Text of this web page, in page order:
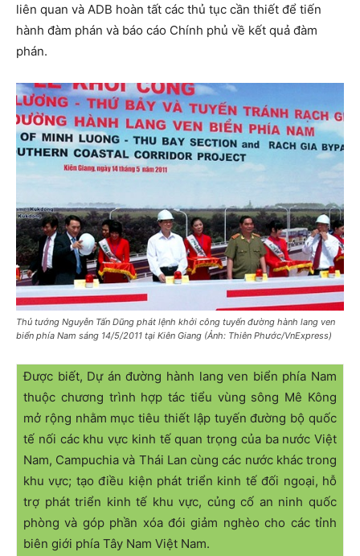
liên quan và ADB hoàn tất các thủ tục cần thiết để tiến
hành đàm phán và báo cáo Chính phủ về kết quả đàm
phán.
Thủ tướng Nguyễn Tấn Dũng phát lệnh khởi công tuyến đường hành lang ven
biển phía Nam sáng 14/5/2011 tại Kiên Giang (Ảnh: Thiên Phước/VnExpress)
Được biết, Dự án đường hành lang ven biển phía Nam
thuộc chương trình hợp tác tiểu vùng sông Mê Kông
mở rộng nhằm mục tiêu thiết lập tuyến đường bộ quốc
tế nối các khu vực kinh tế quan trọng của ba nước Việt
Nam, Campuchia và Thái Lan cùng các nước khác trong
khu vực; tạo điều kiện phát triển kinh tế đối ngoại, hỗ
trợ phát triển kinh tế khu vực, củng cố an ninh quốc
phòng và góp phần xóa đói giảm nghèo cho các tỉnh
biên giới phía Tây Nam Việt Nam.